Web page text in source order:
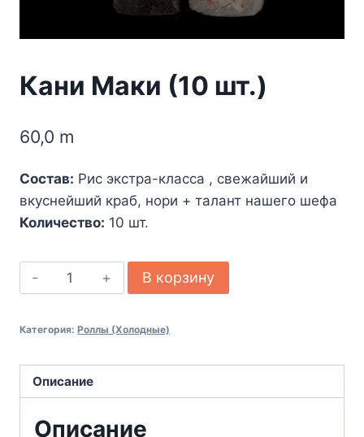
Кани Маки (10 шт.)
60,0 m
Состав: Рис экстра-класса , свежайший и
вкуснейший краб, нори + талант нашего шефа
Количество: 10 шт.
Количество
товара
Маки
шт.)
В корзину
Категория: Роллы (Холодные)
Описание
Описание